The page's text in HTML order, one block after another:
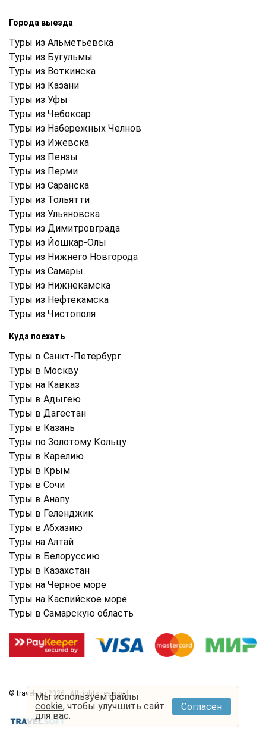
Города выезда
Туры из Альметьевска
Туры из Бугульмы
Туры из Воткинска
Туры из Казани
Туры из Уфы
Туры из Чебоксар
Туры из Набережных Челнов
Туры из Ижевска
Туры из Пензы
Туры из Перми
Туры из Саранска
Туры из Тольятти
Туры из Ульяновска
Туры из Димитровграда
Туры из Йошкар-Олы
Туры из Нижнего Новгорода
Туры из Самары
Туры из Нижнекамска
Туры из Нефтекамска
Туры из Чистополя
Куда поехать
Туры в Санкт-Петербург
Туры в Москву
Туры на Кавказ
Туры в Адыгею
Туры в Дагестан
Туры в Казань
Туры по Золотому Кольцу
Туры в Карелию
Туры в Крым
Туры в Cочи
Туры в Анапу
Туры в Геленджик
Туры в Абхазию
Туры на Алтай
Туры в Белоруссию
Туры в Казахстан
Туры на Черное море
Туры на Каспийское море
Туры в Самарскую область
© travel-r.ru 2026 . All rights reserved.
Условия использования
Политика конфиденциальности
Мы используемфайлы
cookie, чтобы улучшить сайт
для вас.
Согласен